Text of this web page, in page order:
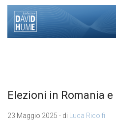
Elezioni in Romania
23 Maggio 2025 - di Luca Ricolfi